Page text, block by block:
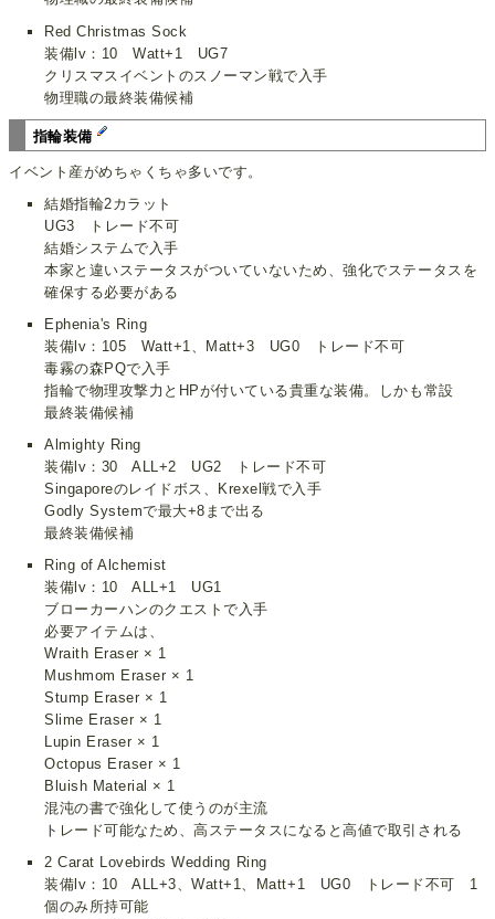
Red Christmas Sock
装備lv：10 Watt+1 UG7
クリスマスイベントのスノーマン戦で入手
物理職の最終装備候補
指輪装備
イベント産がめちゃくちゃ多いです。
結婚指輪2カラット
UG3 トレード不可
結婚システムで入手
本家と違いステータスがついていないため、強化でステータスを
確保する必要がある
Ephenia's Ring
装備lv：105 Watt+1、Matt+3 UG0 トレード不可
毒霧の森PQで入手
指輪で物理攻撃力とHPが付いている貴重な装備。しかも常設
最終装備候補
Almighty Ring
装備lv：30 ALL+2 UG2 トレード不可
Singaporeのレイドボス、Krexel戦で入手
Godly Systemで最大+8まで出る
最終装備候補
Ring of Alchemist
装備lv：10 ALL+1 UG1
ブローカーハンのクエストで入手
必要アイテムは、
Wraith Eraser × 1
Mushmom Eraser × 1
Stump Eraser × 1
Slime Eraser × 1
Lupin Eraser × 1
Octopus Eraser × 1
Bluish Material × 1
混沌の書で強化して使うのが主流
トレード可能なため、高ステータスになると高値で取引される
2 Carat Lovebirds Wedding Ring
装備lv：10 ALL+3、Watt+1、Matt+1 UG0 トレード不可 1
個のみ所持可能